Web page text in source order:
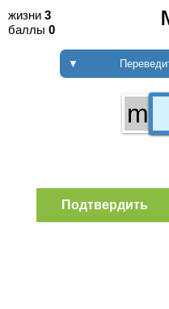
жизни 3
баллы 0
▼